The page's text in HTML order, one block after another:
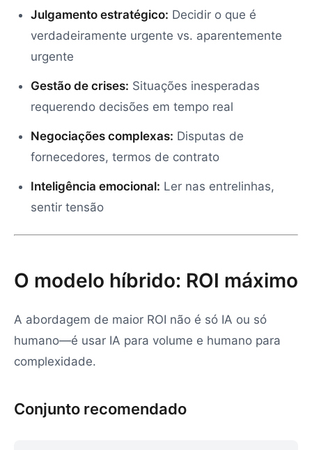
Julgamento estratégico: Decidir o que é
verdadeiramente urgente vs. aparentemente
urgente
Gestão de crises: Situações inesperadas
requerendo decisões em tempo real
Negociações complexas: Disputas de
fornecedores, termos de contrato
Inteligência emocional: Ler nas entrelinhas,
sentir tensão
O modelo híbrido: ROI máximo
A abordagem de maior ROI não é só IA ou só
humano—é usar IA para volume e humano para
complexidade.
Conjunto recomendado